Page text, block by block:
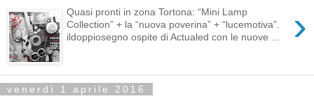
›
Quasi pronti in zona Tortona: “Mini Lamp
Collection” + la “nuova poverina” + “lucemotiva”.
ildoppiosegno ospite di Actualed con le nuove ...
venerdì 1 aprile 2016